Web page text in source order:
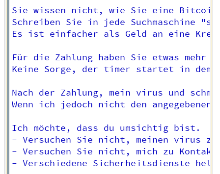
Sie wissen nicht, wie Sie eine
Schreiben Sie in jede Suchmaschine
Es ist einfacher als Geld an eine
Für die Zahlung haben Sie etwas mehr
Keine Sorge, der timer startet in
Nach der Zahlung, mein virus und
Wenn ich jedoch nicht den
Ich möchte, dass du umsichtig bist.
- Versuchen Sie nicht, meinen virus
- Versuchen Sie nicht, mich zu
- Verschiedene Sicherheitsdienste